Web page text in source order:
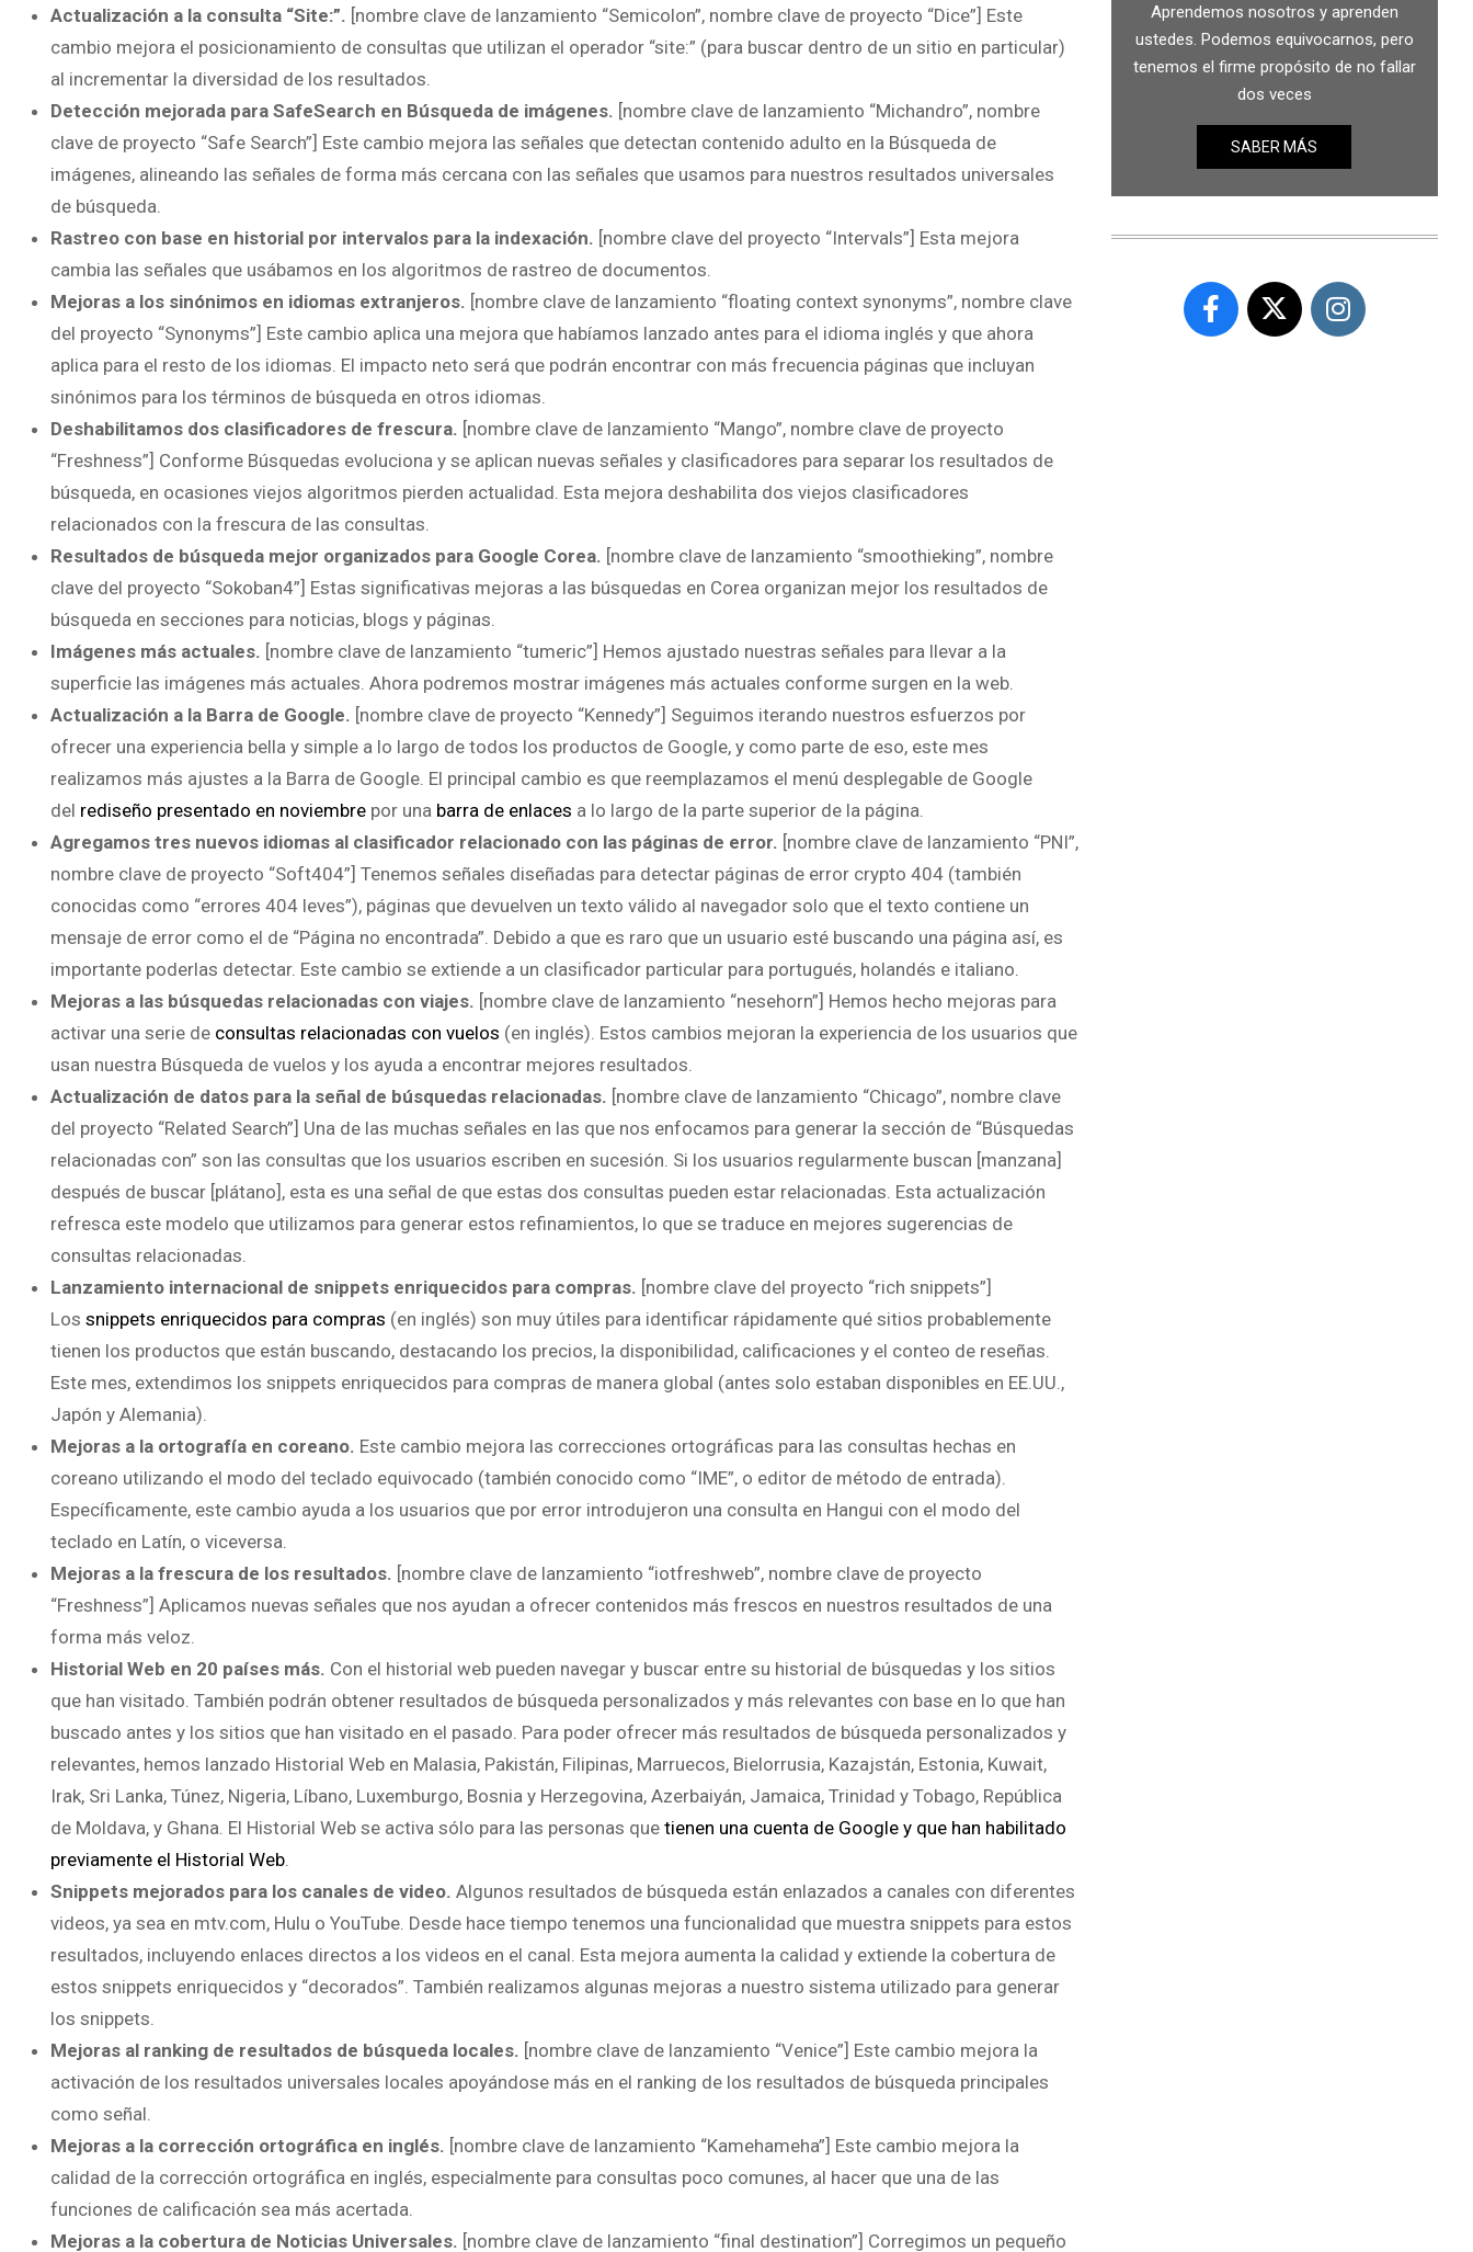
Actualización a la consulta “Site:”. [nombre clave de lanzamiento “Semicolon”, nombre clave de proyecto “Dice”] Este
cambio mejora el posicionamiento de consultas que utilizan el operador “site:” (para buscar dentro de un sitio en particular)
al incrementar la diversidad de los resultados.
Detección mejorada para SafeSearch en Búsqueda de imágenes. [nombre clave de lanzamiento “Michandro”, nombre
clave de proyecto “Safe Search”] Este cambio mejora las señales que detectan contenido adulto en la Búsqueda de
imágenes, alineando las señales de forma más cercana con las señales que usamos para nuestros resultados universales
de búsqueda.
Rastreo con base en historial por intervalos para la indexación. [nombre clave del proyecto “Intervals”] Esta mejora
cambia las señales que usábamos en los algoritmos de rastreo de documentos.
Mejoras a los sinónimos en idiomas extranjeros. [nombre clave de lanzamiento “floating context synonyms”, nombre clave
del proyecto “Synonyms”] Este cambio aplica una mejora que habíamos lanzado antes para el idioma inglés y que ahora
aplica para el resto de los idiomas. El impacto neto será que podrán encontrar con más frecuencia páginas que incluyan
sinónimos para los términos de búsqueda en otros idiomas.
Deshabilitamos dos clasificadores de frescura. [nombre clave de lanzamiento “Mango”, nombre clave de proyecto
“Freshness”] Conforme Búsquedas evoluciona y se aplican nuevas señales y clasificadores para separar los resultados de
búsqueda, en ocasiones viejos algoritmos pierden actualidad. Esta mejora deshabilita dos viejos clasificadores
relacionados con la frescura de las consultas.
Resultados de búsqueda mejor organizados para Google Corea. [nombre clave de lanzamiento “smoothieking”, nombre
clave del proyecto “Sokoban4”] Estas significativas mejoras a las búsquedas en Corea organizan mejor los resultados de
búsqueda en secciones para noticias, blogs y páginas.
Imágenes más actuales. [nombre clave de lanzamiento “tumeric”] Hemos ajustado nuestras señales para llevar a la
superficie las imágenes más actuales. Ahora podremos mostrar imágenes más actuales conforme surgen en la web.
Actualización a la Barra de Google. [nombre clave de proyecto “Kennedy”] Seguimos iterando nuestros esfuerzos por
ofrecer una experiencia bella y simple a lo largo de todos los productos de Google, y como parte de eso, este mes
realizamos más ajustes a la Barra de Google. El principal cambio es que reemplazamos el menú desplegable de Google
del rediseño presentado en noviembre por una barra de enlaces a lo largo de la parte superior de la página.
Agregamos tres nuevos idiomas al clasificador relacionado con las páginas de error. [nombre clave de lanzamiento “PNI”,
nombre clave de proyecto “Soft404”] Tenemos señales diseñadas para detectar páginas de error crypto 404 (también
conocidas como “errores 404 leves”), páginas que devuelven un texto válido al navegador solo que el texto contiene un
mensaje de error como el de “Página no encontrada”. Debido a que es raro que un usuario esté buscando una página así, es
importante poderlas detectar. Este cambio se extiende a un clasificador particular para portugués, holandés e italiano.
Mejoras a las búsquedas relacionadas con viajes. [nombre clave de lanzamiento “nesehorn”] Hemos hecho mejoras para
activar una serie de consultas relacionadas con vuelos (en inglés). Estos cambios mejoran la experiencia de los usuarios que
usan nuestra Búsqueda de vuelos y los ayuda a encontrar mejores resultados.
Actualización de datos para la señal de búsquedas relacionadas. [nombre clave de lanzamiento “Chicago”, nombre clave
del proyecto “Related Search”] Una de las muchas señales en las que nos enfocamos para generar la sección de “Búsquedas
relacionadas con” son las consultas que los usuarios escriben en sucesión. Si los usuarios regularmente buscan [manzana]
después de buscar [plátano], esta es una señal de que estas dos consultas pueden estar relacionadas. Esta actualización
refresca este modelo que utilizamos para generar estos refinamientos, lo que se traduce en mejores sugerencias de
consultas relacionadas.
Lanzamiento internacional de snippets enriquecidos para compras. [nombre clave del proyecto “rich snippets”]
Los snippets enriquecidos para compras (en inglés) son muy útiles para identificar rápidamente qué sitios probablemente
tienen los productos que están buscando, destacando los precios, la disponibilidad, calificaciones y el conteo de reseñas.
Este mes, extendimos los snippets enriquecidos para compras de manera global (antes solo estaban disponibles en EE.UU.,
Japón y Alemania).
Mejoras a la ortografía en coreano. Este cambio mejora las correcciones ortográficas para las consultas hechas en
coreano utilizando el modo del teclado equivocado (también conocido como “IME”, o editor de método de entrada).
Específicamente, este cambio ayuda a los usuarios que por error introdujeron una consulta en Hangui con el modo del
teclado en Latín, o viceversa.
Mejoras a la frescura de los resultados. [nombre clave de lanzamiento “iotfreshweb”, nombre clave de proyecto
“Freshness”] Aplicamos nuevas señales que nos ayudan a ofrecer contenidos más frescos en nuestros resultados de una
forma más veloz.
Historial Web en 20 países más. Con el historial web pueden navegar y buscar entre su historial de búsquedas y los sitios
que han visitado. También podrán obtener resultados de búsqueda personalizados y más relevantes con base en lo que han
buscado antes y los sitios que han visitado en el pasado. Para poder ofrecer más resultados de búsqueda personalizados y
relevantes, hemos lanzado Historial Web en Malasia, Pakistán, Filipinas, Marruecos, Bielorrusia, Kazajstán, Estonia, Kuwait,
Irak, Sri Lanka, Túnez, Nigeria, Líbano, Luxemburgo, Bosnia y Herzegovina, Azerbaiyán, Jamaica, Trinidad y Tobago, República
de Moldava, y Ghana. El Historial Web se activa sólo para las personas que tienen una cuenta de Google y que han habilitado
previamente el Historial Web.
Snippets mejorados para los canales de video. Algunos resultados de búsqueda están enlazados a canales con diferentes
videos, ya sea en mtv.com, Hulu o YouTube. Desde hace tiempo tenemos una funcionalidad que muestra snippets para estos
resultados, incluyendo enlaces directos a los videos en el canal. Esta mejora aumenta la calidad y extiende la cobertura de
estos snippets enriquecidos y “decorados”. También realizamos algunas mejoras a nuestro sistema utilizado para generar
los snippets.
Mejoras al ranking de resultados de búsqueda locales. [nombre clave de lanzamiento “Venice”] Este cambio mejora la
activación de los resultados universales locales apoyándose más en el ranking de los resultados de búsqueda principales
como señal.
Mejoras a la corrección ortográfica en inglés. [nombre clave de lanzamiento “Kamehameha”] Este cambio mejora la
calidad de la corrección ortográfica en inglés, especialmente para consultas poco comunes, al hacer que una de las
funciones de calificación sea más acertada.
Mejoras a la cobertura de Noticias Universales. [nombre clave de lanzamiento “final destination”] Corregimos un pequeño
Aprendemos nosotros y aprenden
ustedes. Podemos equivocarnos, pero
tenemos el firme propósito de no fallar
dos veces
SABER MÁS